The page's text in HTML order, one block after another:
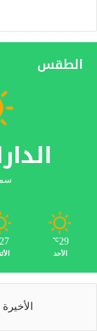
الطقس
29
℃
الأحد
27
الأخيرة